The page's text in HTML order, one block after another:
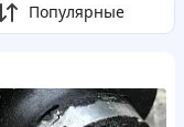
Популярные